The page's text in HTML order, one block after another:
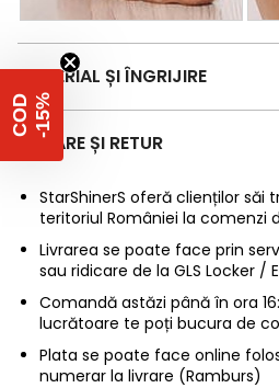
MATERIAL ȘI ÎNGRIJIRE
LIVRARE ȘI RETUR
StarShinerS oferă clienților săi
teritoriul României la comenzi
Livrarea se poate face prin
sau ridicare de la GLS Locker /
Comandă astăzi până în ora
lucrătoare te poți bucura de
Plata se poate face online
numerar la livrare (Ramburs)
C
O
D
-
1
5 %